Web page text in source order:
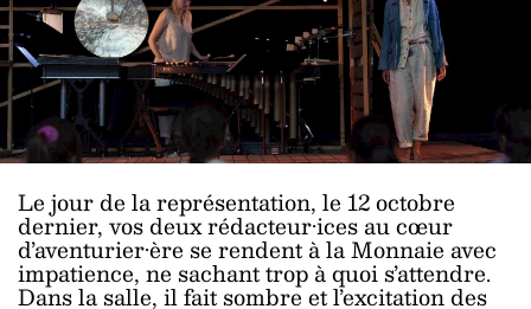
Le jour de la représentation, le 12 octobre
dernier, vos deux rédacteur·ices au cœur
d’aventurier·ère se rendent à la Monnaie avec
impatience, ne sachant trop à quoi s’attendre.
Dans la salle, il fait sombre et l’excitation des